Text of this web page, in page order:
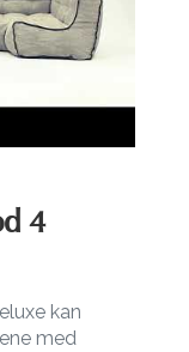
4
kan
med